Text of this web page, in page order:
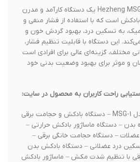
بادکش برقی هژنگ Hezheng MSG-1 یک دستگاه کارآمد و مدرن
است که با استفاده از فشار منفی و
به تسکین درد، بهبود گردش خون و
دستگاه با قابلیت تنظیم فشار،
گزینه‌ای عالی برای افرادی است
موثر برای بهبود وضعیت بدنی خود
راحت کاربران به محصول در سایت:
بادکش برقی هژنگ مدل MSG-1 – دستگاه بادکش و حجامت برقی
– دستگاه ماساژور بادکش حرارتی –
– دستگاه حجامت خانگی برقی –
درد عضلانی – دستگاه بادکش بدن
تنظیم شدت مکش – ماساژور بادکش